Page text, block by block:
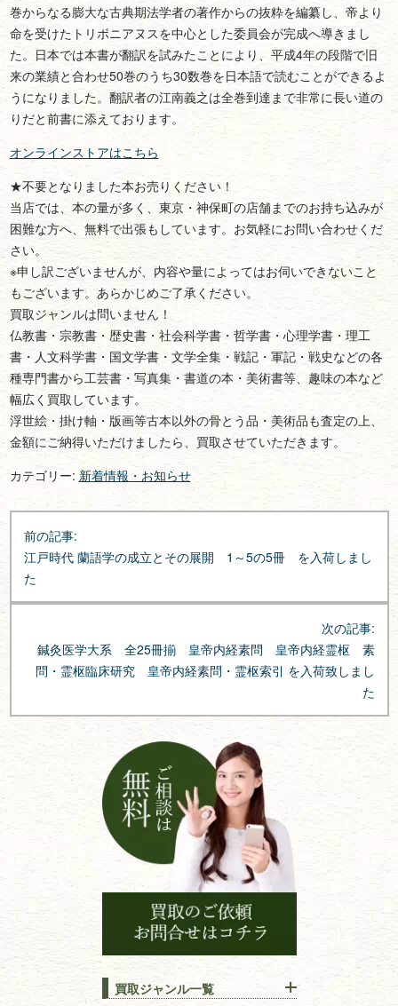
巻からなる膨大な古典期法学者の著作からの抜粋を編纂し、帝より
命を受けたトリボニアヌスを中心とした委員会が完成へ導きまし
た。日本では本書が翻訳を試みたことにより、平成4年の段階で旧
来の業績と合わせ50巻のうち30数巻を日本語で読むことができるよ
うになりました。翻訳者の江南義之は全巻到達まで非常に長い道の
りだと前書に添えております。
オンラインストアはこちら
★不要となりました本お売りください！
当店では、本の量が多く、東京・神保町の店舗までのお持ち込みが
困難な方へ、無料で出張もしています。お気軽にお問い合わせくだ
さい。
※申し訳ございませんが、内容や量によってはお伺いできないこと
もございます。あらかじめご了承ください。
買取ジャンルは問いません！
仏教書・宗教書・歴史書・社会科学書・哲学書・心理学書・理工
書・人文科学書・国文学書・文学全集・戦記・軍記・戦史などの各
種専門書から工芸書・写真集・書道の本・美術書等、趣味の本など
幅広く買取しています。
浮世絵・掛け軸・版画等古本以外の骨とう品・美術品も査定の上、
金額にご納得いただけましたら、買取させていただきます。
カテゴリー: 新着情報・お知らせ
投
稿
ナ
ビ
ン
前の記事:
江戸時代 蘭語学の成立とその展開 1～5の5冊 を入荷しまし
た
次の記事:
鍼灸医学大系 全25冊揃 皇帝内経素問 皇帝内経霊枢 素
問・霊枢臨床研究 皇帝内経素問・霊枢索引 を入荷致しまし
た
買取ジャンル一覧